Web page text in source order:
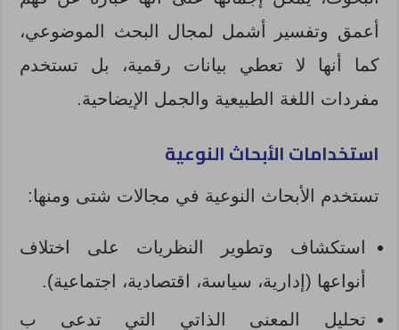
أعمق وتفسير أشمل لمجال البحث الموضوعي،
كما أنها لا تعطي بيانات رقمية، بل تستخدم
مفردات اللغة الطبيعية والجمل الإيضاحية.
استخدامات الأبحاث النوعية
تستخدم الأبحاث النوعية في مجالات شتى ومنها:
استكشاف وتطوير النظريات على اختلاف
أنواعها (إدارية، سياسة، اقتصادية، اجتماعية).
تحليل المعنى الذاتي التي تدعى ب